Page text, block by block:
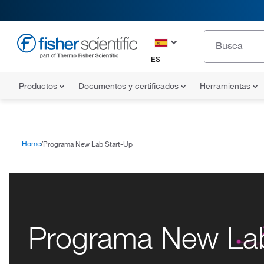
ES
Productos Documentos y certificados Herramientas
Home Programa New Lab Start-Up
Programa New